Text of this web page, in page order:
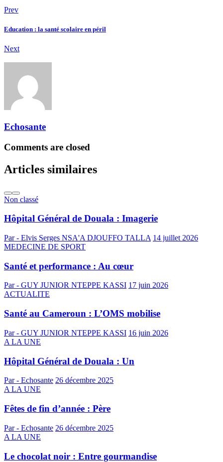
Prev
Education : la santé scolaire en péril
Next
Echosante
Comments are closed
Articles similaires
Non classé
Hôpital Général de Douala : Imagerie
Par - Elvis Serges NSA'A DJOUFFO TALLA 14 juillet 2026
MEDECINE DE SPORT
Santé et performance : Au cœur
Par - GUY JUNIOR NTEPPE KASSI 17 juin 2026
ACTUALITE
Santé au Cameroun : L’OMS mobilise
Par - GUY JUNIOR NTEPPE KASSI 16 juin 2026
A LA UNE
Hôpital Général de Douala : Un
Par - Echosante 26 décembre 2025
A LA UNE
Fêtes de fin d’année : Père
Par - Echosante 26 décembre 2025
A LA UNE
Le chocolat noir : Entre gourmandise